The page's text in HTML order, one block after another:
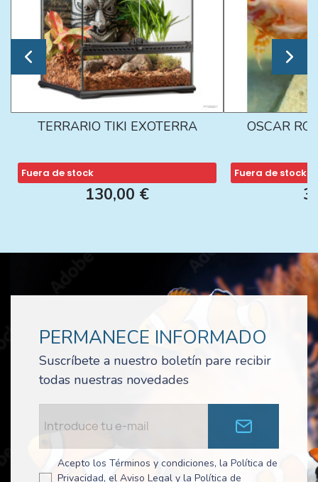
TERRARIO TIKI EXOTERRA
Fuera de stock
130,00 €
OSCAR
Fuera de stock
PERMANECE INFORMADO
Suscríbete a nuestro boletín pare recibir
todas nuestras novedades
Acepto los Términos y condiciones, la Política de
Privacidad, el Aviso Legal y la Política de